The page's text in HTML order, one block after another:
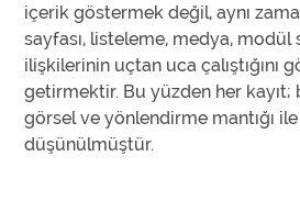
içerik göstermek değil, aynı
sayfası, listeleme, medya, modül
ilişkilerinin uçtan uca çalıştığını
getirmektir. Bu yüzden her kayıt;
görsel ve yönlendirme mantığı
düşünülmüştür.